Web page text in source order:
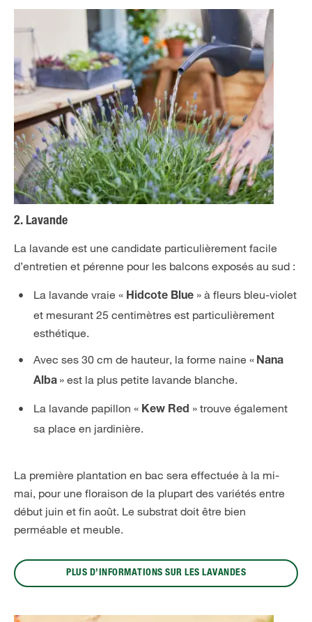
2. Lavande
La lavande est une candidate particulièrement facile
d’entretien et pérenne pour les balcons exposés au sud :
La lavande vraie « Hidcote Blue » à fleurs bleu-violet
et mesurant 25 centimètres est particulièrement
esthétique.
Avec ses 30 cm de hauteur, la forme naine « Nana
Alba » est la plus petite lavande blanche.
La lavande papillon « Kew Red » trouve également
sa place en jardinière.
La première plantation en bac sera effectuée à la mi-
mai, pour une floraison de la plupart des variétés entre
début juin et fin août. Le substrat doit être bien
perméable et meuble.
PLUS D’INFORMATIONS SUR LES LAVANDES